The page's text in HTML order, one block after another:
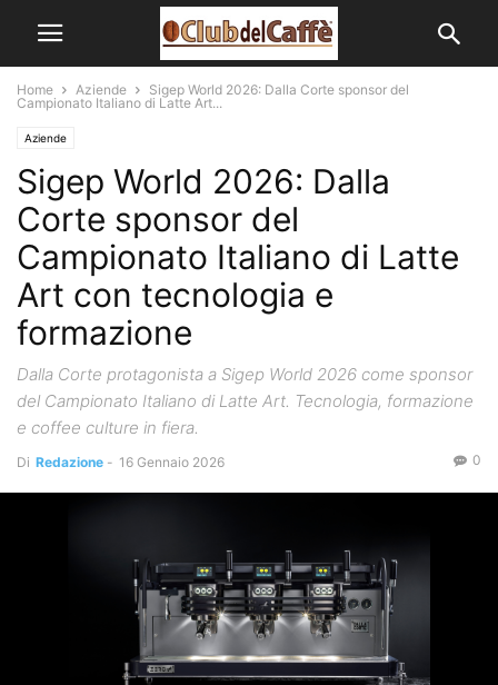
Home Aziende
Sigep World 2026: Dalla Corte sponsor del
Campionato Italiano di Latte Art...
Aziende
Sigep World 2026: Dalla
Corte sponsor del
Campionato Italiano di Latte
Art con tecnologia e
formazione
Dalla Corte protagonista a Sigep World 2026 come sponsor
del Campionato Italiano di Latte Art. Tecnologia, formazione
e coffee culture in fiera.
Di Redazione - 16 Gennaio 2026 0